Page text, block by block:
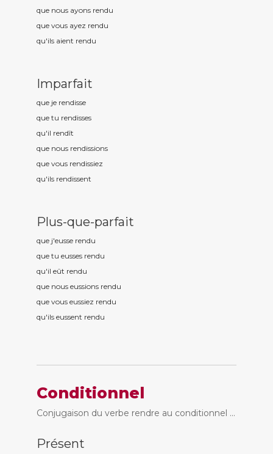
que nous ayons rendu
que vous ayez rendu
qu'ils aient rendu
Imparfait
que je rendisse
que tu rendisses
qu'il rendît
que nous rendissions
que vous rendissiez
qu'ils rendissent
Plus-que-parfait
que j'eusse rendu
que tu eusses rendu
qu'il eût rendu
que nous eussions rendu
que vous eussiez rendu
qu'ils eussent rendu
Conditionnel
Conjugaison du verbe rendre au conditionnel ...
Présent